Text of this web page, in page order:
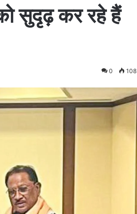
सुदृढ़ कर रहे हैं
0 108